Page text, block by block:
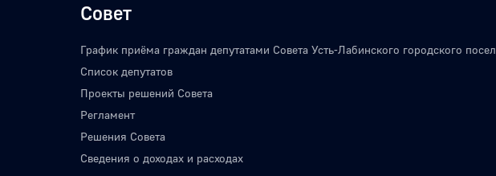
Совет
График приёма граждан депутатами Совета Усть-Лабинского городского
Список депутатов
Проекты решений Совета
Регламент
Решения Совета
Сведения о доходах и расходах